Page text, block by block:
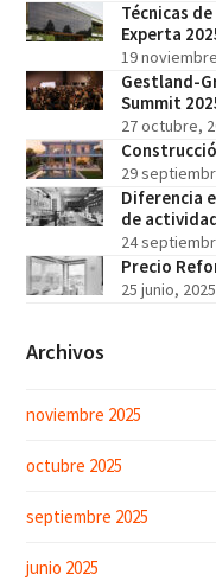
Técnicas
Experta
19
Gestland-
Summit
27 octubre,
29
Diferencia
de
24
Precio
25 junio, 2025
Archivos
noviembre 2025
octubre 2025
septiembre 2025
junio 2025